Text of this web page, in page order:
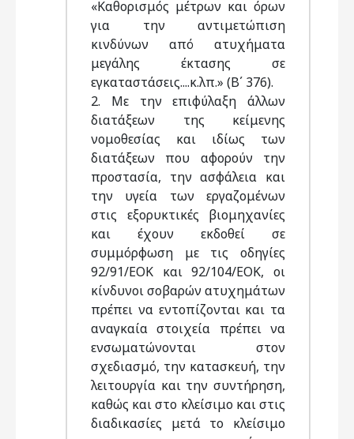
«Καθορισμός μέτρων και όρων
για την αντιμετώπιση
κινδύνων από ατυχήματα
μεγάλης έκτασης σε
εγκαταστάσεις....κ.λπ.» (Β΄ 376).
2. Με την επιφύλαξη άλλων
διατάξεων της κείμενης
νομοθεσίας και ιδίως των
διατάξεων που αφορούν την
προστασία, την ασφάλεια και
την υγεία των εργαζομένων
στις εξορυκτικές βιομηχανίες
και έχουν εκδοθεί σε
συμμόρφωση με τις οδηγίες
92/91/ΕΟΚ και 92/104/ΕΟΚ, οι
κίνδυνοι σοβαρών ατυχημάτων
πρέπει να εντοπίζονται και τα
αναγκαία στοιχεία πρέπει να
ενσωματώνονται στον
σχεδιασμό, την κατασκευή, την
λειτουργία και την συντήρηση,
καθώς και στο κλείσιμο και στις
διαδικασίες μετά το κλείσιμο